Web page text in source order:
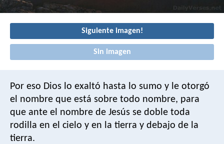
Siguiente imagen!
Sin imagen
Por eso Dios lo exaltó hasta lo sumo y le otorgó
el nombre que está sobre todo nombre, para
que ante el nombre de Jesús se doble toda
rodilla en el cielo y en la tierra y debajo de la
tierra.